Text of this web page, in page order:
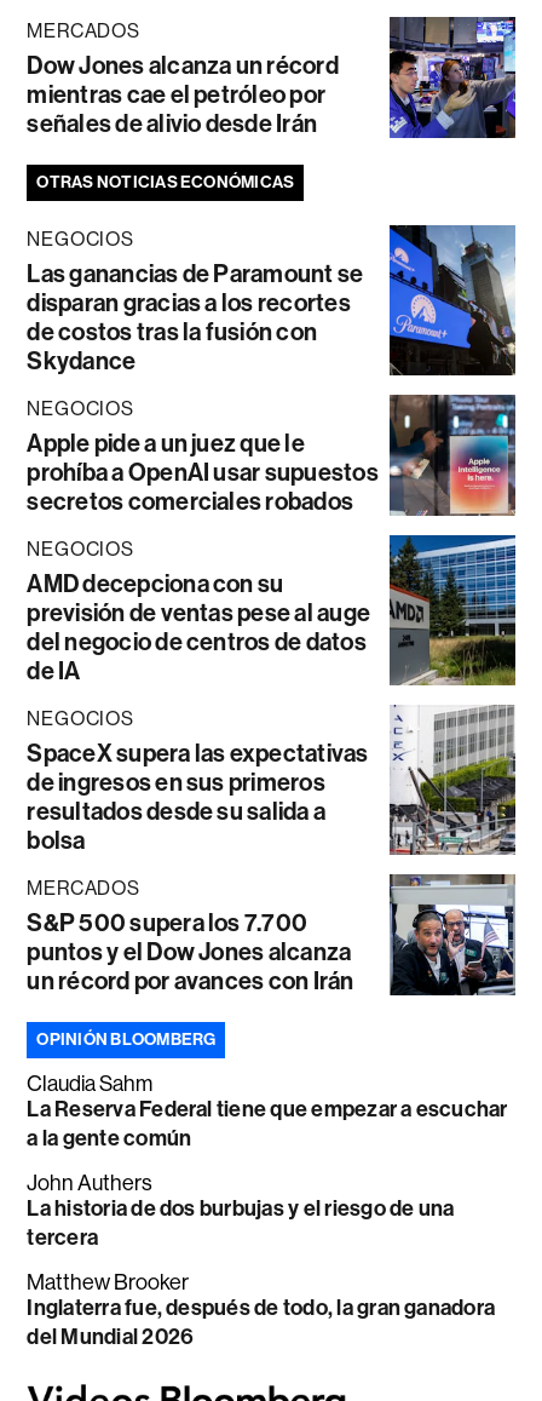
MERCADOS
Dow Jones alcanza un récord
mientras cae el petróleo por
señales de alivio desde Irán
OTRAS NOTICIAS ECONÓMICAS
NEGOCIOS
Las ganancias de Paramount se
disparan gracias a los recortes
de costos tras la fusión con
Skydance
NEGOCIOS
Apple pide a un juez que le
prohíba a OpenAI usar supuestos
secretos comerciales robados
NEGOCIOS
AMD decepciona con su
previsión de ventas pese al auge
del negocio de centros de datos
de IA
NEGOCIOS
SpaceX supera las expectativas
de ingresos en sus primeros
resultados desde su salida a
bolsa
MERCADOS
S&P 500 supera los 7.700
puntos y el Dow Jones alcanza
un récord por avances con Irán
OPINIÓN BLOOMBERG
Claudia Sahm
La Reserva Federal tiene que empezar a escuchar
a la gente común
John Authers
La historia de dos burbujas y el riesgo de una
tercera
Matthew Brooker
Inglaterra fue, después de todo, la gran ganadora
del Mundial 2026